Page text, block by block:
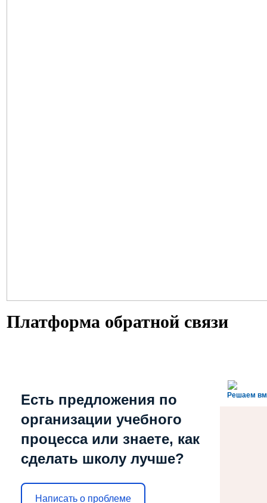
Платформа обратной связи
Решаем
Есть предложения по
организации учебного
процесса или знаете, как
сделать школу лучше?
Написать о проблеме